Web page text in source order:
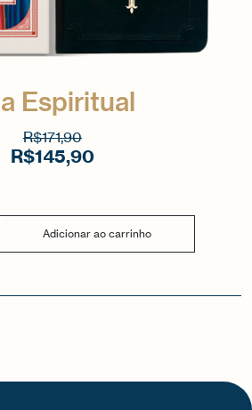
Espiritual
R$171,90
R$145,90
Adicionar ao carrinho